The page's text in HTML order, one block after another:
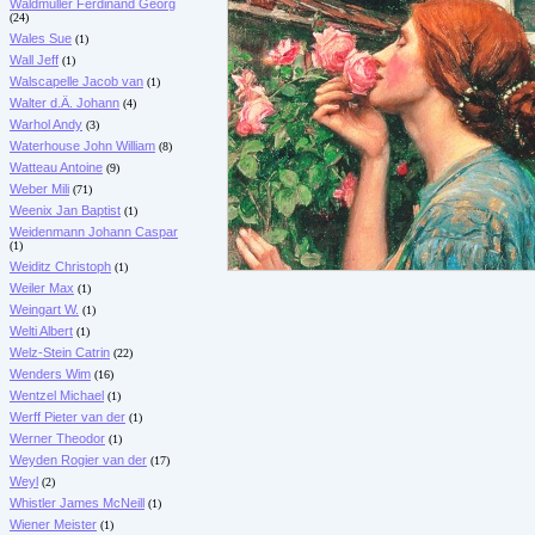
Waldmüller Ferdinand Georg
(24)
Wales Sue (1)
Wall Jeff (1)
Walscapelle Jacob van (1)
Walter d.Ä. Johann (4)
Warhol Andy (3)
Waterhouse John William (8)
Watteau Antoine (9)
Weber Mili (71)
Weenix Jan Baptist (1)
Weidenmann Johann Caspar
(1)
Weiditz Christoph (1)
Weiler Max (1)
Weingart W. (1)
Welti Albert (1)
Welz-Stein Catrin (22)
Wenders Wim (16)
Wentzel Michael (1)
Werff Pieter van der (1)
Werner Theodor (1)
Weyden Rogier van der (17)
Weyl (2)
Whistler James McNeill (1)
Wiener Meister (1)